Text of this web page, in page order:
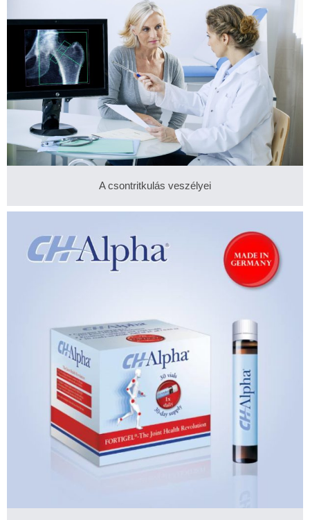
A csontritkulás veszélyei